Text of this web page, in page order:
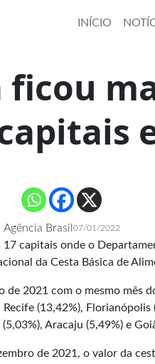
INÍCIO
ficou
Agência Brasil 07/01/2022
capitais onde o
da Cesta Básica de
de 2021 com o mesmo mês
(13,42%), Florianópolis
Aracaju (5,49%) e
de 2021, o valor da